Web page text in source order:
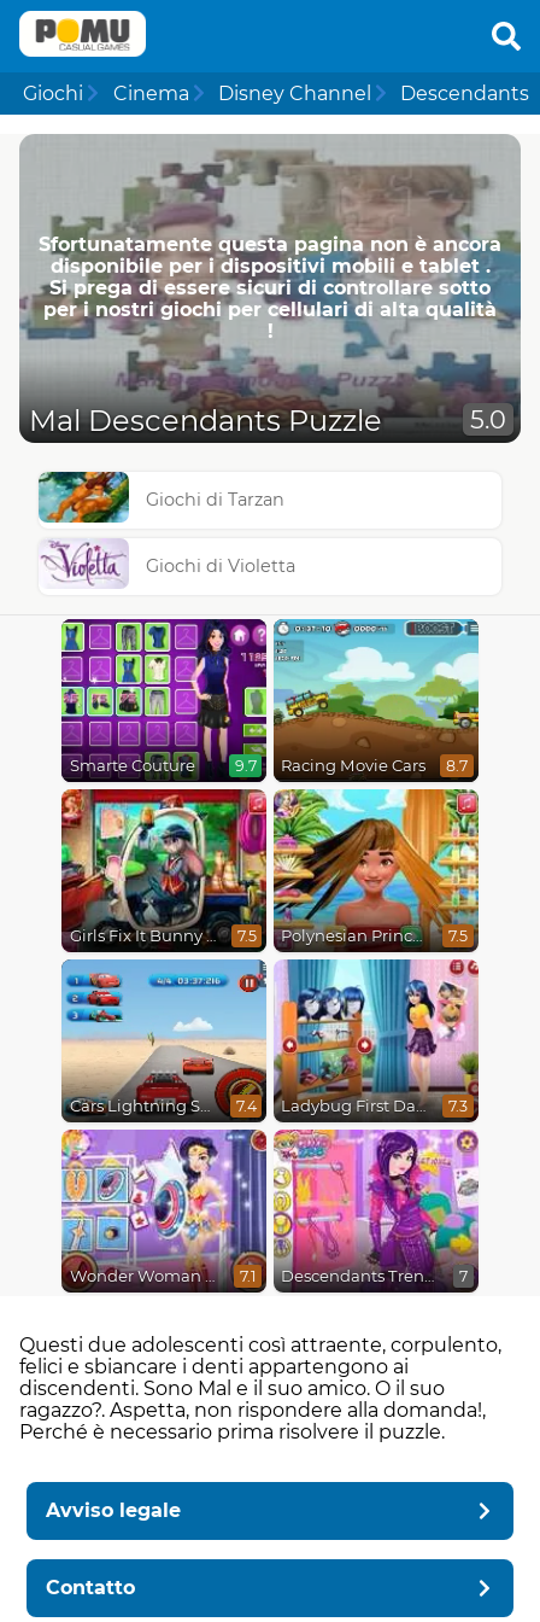
Giochi Cinema Disney Channel Descendants
Sfortunatamente questa pagina non è ancora
disponibile per i dispositivi mobili e tablet .
Si prega di essere sicuri di controllare sotto
per i nostri giochi per cellulari di alta qualità
!
Mal Descendants Puzzle 5.0
Giochi di Tarzan
Giochi di Violetta
Smarte Couture 9.7 Racing Movie Cars 8.7
Girls Fix It Bunny Car 7.5 Polynesian Princess Real Haircuts 7.5
Cars Lightning Speed 7.4 Ladybug First Date 7.3
Wonder Woman Fashion Event 7.1 Descendants Trendsetters 7
Questi due adolescenti così attraente, corpulento,
felici e sbiancare i denti appartengono ai
discendenti. Sono Mal e il suo amico. O il suo
ragazzo?. Aspetta, non rispondere alla domanda!,
Perché è necessario prima risolvere il puzzle.
Avviso legale
Contatto